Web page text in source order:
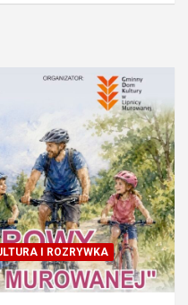
I ROZRYWKA